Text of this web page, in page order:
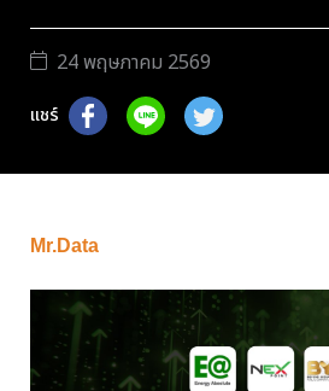
24 พฤษภาคม 2569
แชร์
Mr.Data